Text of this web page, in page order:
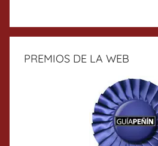
PREMIOS DE LA WEB